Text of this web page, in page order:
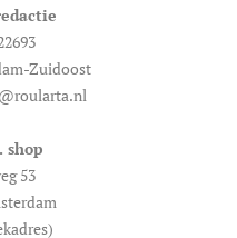
Zuidoost
shop
53